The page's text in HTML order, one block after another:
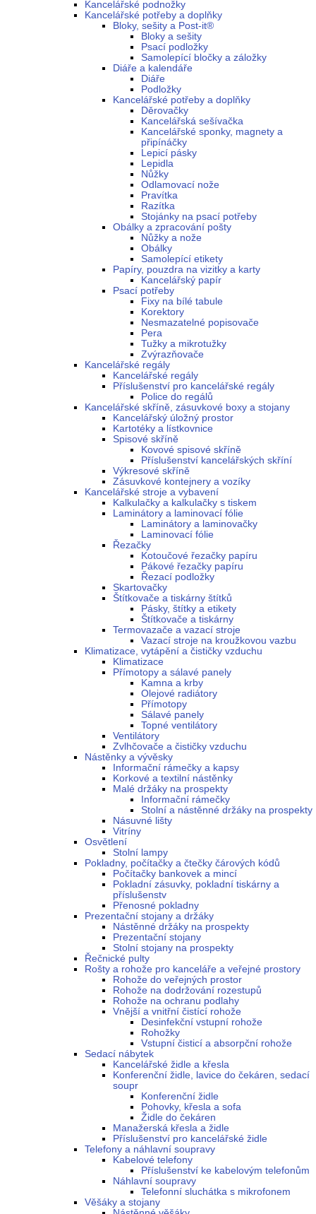
Kancelářské podnožky
Kancelářské potřeby a doplňky
Bloky, sešity a Post-it®
Bloky a sešity
Psací podložky
Samolepící bločky a záložky
Diáře a kalendáře
Diáře
Podložky
Kancelářské potřeby a doplňky
Děrovačky
Kancelářská sešívačka
Kancelářské sponky, magnety a
připínáčky
Lepicí pásky
Lepidla
Nůžky
Odlamovací nože
Pravítka
Razítka
Stojánky na psací potřeby
Obálky a zpracování pošty
Nůžky a nože
Obálky
Samolepící etikety
Papíry, pouzdra na vizitky a karty
Kancelářský papír
Psací potřeby
Fixy na bílé tabule
Korektory
Nesmazatelné popisovače
Pera
Tužky a mikrotužky
Zvýrazňovače
Kancelářské regály
Kancelářské regály
Příslušenství pro kancelářské regály
Police do regálů
Kancelářské skříně, zásuvkové boxy a stojany
Kancelářský úložný prostor
Kartotéky a lístkovnice
Spisové skříně
Kovové spisové skříně
Příslušenství kancelářských skříní
Výkresové skříně
Zásuvkové kontejnery a vozíky
Kancelářské stroje a vybavení
Kalkulačky a kalkulačky s tiskem
Laminátory a laminovací fólie
Laminátory a laminovačky
Laminovací fólie
Řezačky
Kotoučové řezačky papíru
Pákové řezačky papíru
Řezací podložky
Skartovačky
Štítkovače a tiskárny štítků
Pásky, štítky a etikety
Štítkovače a tiskárny
Termovazače a vazací stroje
Vazací stroje na kroužkovou vazbu
Klimatizace, vytápění a čističky vzduchu
Klimatizace
Přímotopy a sálavé panely
Kamna a krby
Olejové radiátory
Přímotopy
Sálavé panely
Topné ventilátory
Ventilátory
Zvlhčovače a čističky vzduchu
Nástěnky a vývěsky
Informační rámečky a kapsy
Korkové a textilní nástěnky
Malé držáky na prospekty
Informační rámečky
Stolní a nástěnné držáky na prospekty
Násuvné lišty
Vitríny
Osvětlení
Stolní lampy
Pokladny, počítačky a čtečky čárových kódů
Počítačky bankovek a mincí
Pokladní zásuvky, pokladní tiskárny a
příslušenstv
Přenosné pokladny
Prezentační stojany a držáky
Nástěnné držáky na prospekty
Prezentační stojany
Stolní stojany na prospekty
Řečnické pulty
Rošty a rohože pro kanceláře a veřejné prostory
Rohože do veřejných prostor
Rohože na dodržování rozestupů
Rohože na ochranu podlahy
Vnější a vnitřní čistící rohože
Desinfekční vstupní rohože
Rohožky
Vstupní čisticí a absorpční rohože
Sedací nábytek
Kancelářské židle a křesla
Konferenční židle, lavice do čekáren, sedací
soupr
Konferenční židle
Pohovky, křesla a sofa
Židle do čekáren
Manažerská křesla a židle
Příslušenství pro kancelářské židle
Telefony a náhlavní soupravy
Kabelové telefony
Příslušenství ke kabelovým telefonům
Náhlavní soupravy
Telefonní sluchátka s mikrofonem
Věšáky a stojany